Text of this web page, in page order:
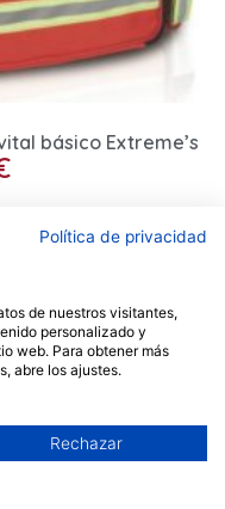
básico Extreme’s
Cookies Envios
Mi cuenta Carrito
Política de privacidad
de nuestros visitantes,
personalizado y
web. Para obtener más
abre los ajustes.
Rechazar